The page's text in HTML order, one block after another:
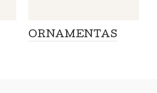
ORNAMENTAS